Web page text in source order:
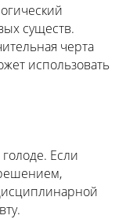
существ.
черта
использовать
Если